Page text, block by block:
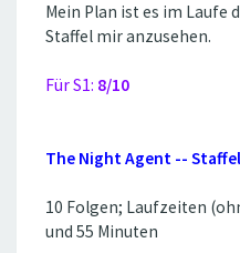
Mein Plan ist es im Laufe
Staffel mir anzusehen.
Für S1: 8/10
The Night Agent --
10 Folgen; Laufzeiten
und 55 Minuten